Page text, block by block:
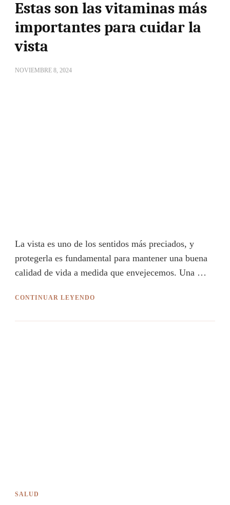
Estas son las vitaminas más
importantes para cuidar la
vista
NOVIEMBRE 8, 2024
La vista es uno de los sentidos más preciados, y
protegerla es fundamental para mantener una buena
calidad de vida a medida que envejecemos. Una …
CONTINUAR LEYENDO
SALUD